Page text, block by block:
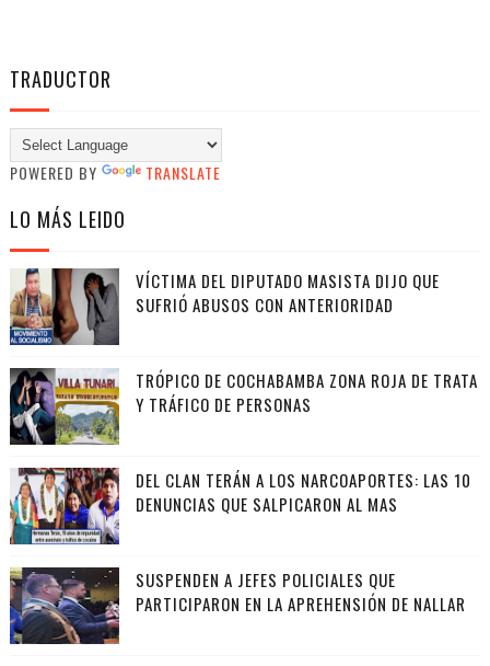
TRADUCTOR
POWERED BY TRANSLATE
LO MÁS LEIDO
VÍCTIMA DEL DIPUTADO MASISTA DIJO QUE
SUFRIÓ ABUSOS CON ANTERIORIDAD
TRÓPICO DE COCHABAMBA ZONA ROJA DE TRATA
Y TRÁFICO DE PERSONAS
DEL CLAN TERÁN A LOS NARCOAPORTES: LAS 10
DENUNCIAS QUE SALPICARON AL MAS
SUSPENDEN A JEFES POLICIALES QUE
PARTICIPARON EN LA APREHENSIÓN DE NALLAR